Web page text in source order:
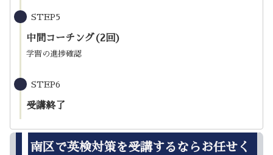
STEP5
中間コーチング(2回)
学習の進捗確認
STEP6
受講終了
南区で英検対策を受講するならお任せく